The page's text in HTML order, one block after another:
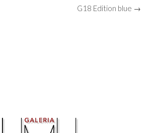
G18 Edition blue →